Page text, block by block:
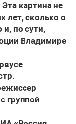
картина не
лет, сколько о
по сути,
Владимире
группой